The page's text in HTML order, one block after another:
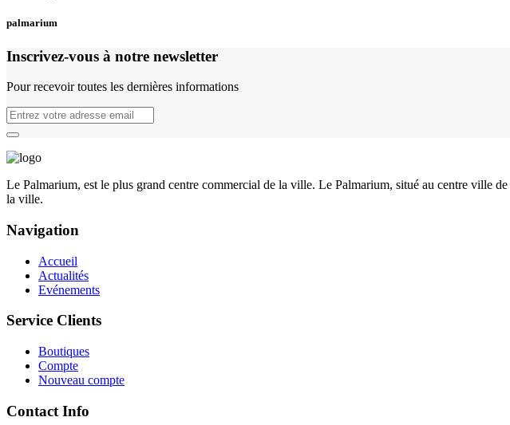
palmarium
Inscrivez-vous à notre newsletter
Pour recevoir toutes les dernières informations
Le Palmarium, est le plus grand centre commercial de la ville. Le Palmarium, situé au centre ville
la ville.
Navigation
Accueil
Actualités
Evénements
Service Clients
Boutiques
Compte
Nouveau compte
Contact Info